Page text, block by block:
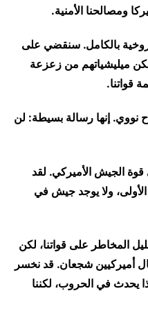
ومصالحنا الأمنية.
بالكامل. سنقضي على
ميليشياتهم من زعزعة
قواتنا.
نووي. إنها رسالة بسيطة: لن
قوة الجيش الأميركي. لقد
ولا يوجد جيش في
المخاطر على قواتنا، لكن
أميركيين شجعان. قد نخسر
يحدث في الحروب، لكننا